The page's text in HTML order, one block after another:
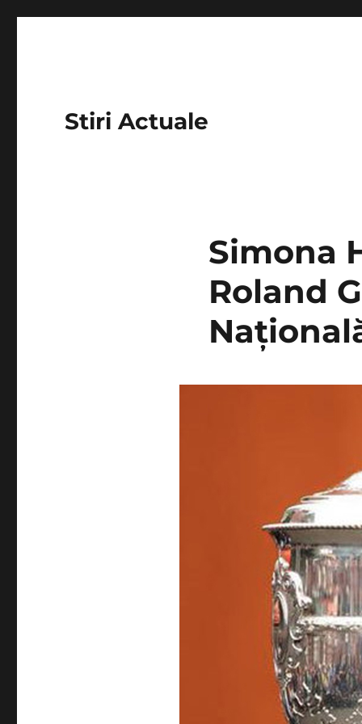
Stiri Actuale
Simona
Roland